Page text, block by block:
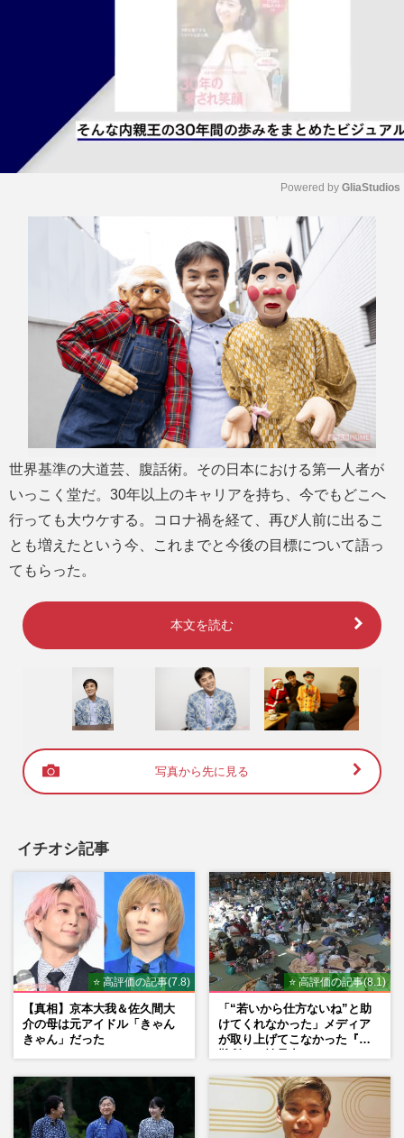
Powered by GliaStudios
世界基準の大道芸、腹話術。その日本における第一人者が
いっこく堂だ。30年以上のキャリアを持ち、今でもどこへ
行っても大ウケする。コロナ禍を経て、再び人前に出るこ
とも増えたという今、これまでと今後の目標について語っ
てもらった。
本文を読む
写真から先に見る
イチオシ記事
⭐ 高評価の記事(7.8)
【真相】京本大我＆佐久間大
介の母は元アイドル「きゃん
きゃん」だった
⭐ 高評価の記事(8.1)
「“若いから仕方ないね”と助
けてくれなかった」メディア
が取り上げてこなかった『避